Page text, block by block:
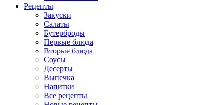
Рецепты
Закуски
Салаты
Бутерброды
Первые блюда
Вторые блюда
Соусы
Десерты
Выпечка
Напитки
Все рецепты